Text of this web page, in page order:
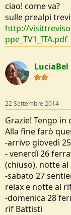
ciao! come va?
sulle prealpi
http://
ppe_TV1_ITA.pdf
LuciaBel
22 Settembre 2014
Grazie! Tengo
Alla fine farò
-arrivo giovedì
- venerdì 26
(chiuso), notte
-sabato 27
relax e notte al
-domenica 28
rif Battisti